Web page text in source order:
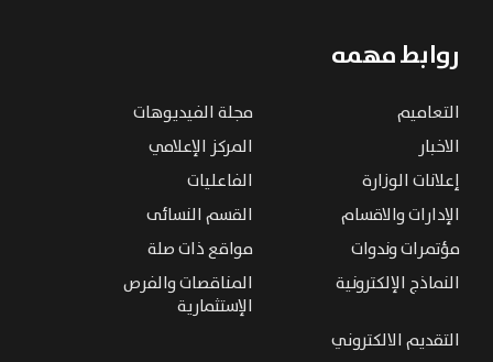
روابط مهمه
التعاميم
مجلة الفيديوهات
الاخبار
المركز الإعلامي
إعلانات الوزارة
الفاعليات
الإدارات والاقسام
القسم النسائى
مؤتمرات وندوات
مواقع ذات صلة
النماذج الإلكترونية
المناقصات والفرص
الإستثمارية
التقديم الالكتروني